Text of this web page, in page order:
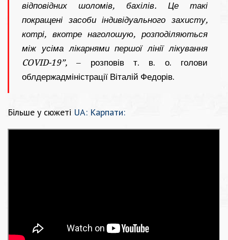
відповідних шоломів, бахілів. Це такі
покращені засоби індивідуального захисту,
котрі, вкотре наголошую, розподіляються
між усіма лікарнями першої лінії лікування
COVID-19”, – розповів т. в. о. голови
облдержадміністрації Віталій Федорів.
Більше у сюжеті UA: Карпати: